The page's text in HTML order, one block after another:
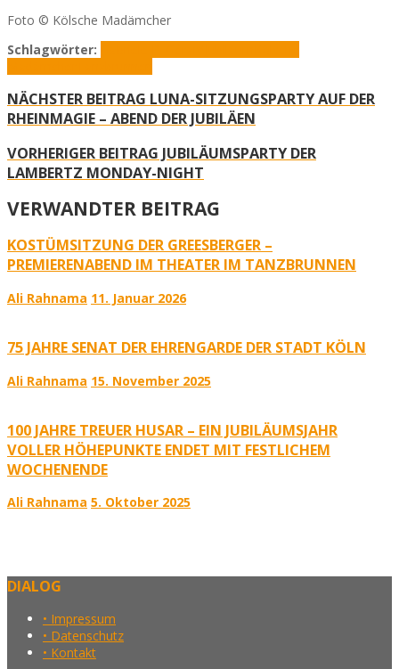
Foto © Kölsche Madämcher
Schlagwörter:
NÄCHSTER BEITRAG LUNA-SITZUNGSPARTY AUF DER
RHEINMAGIE – ABEND DER JUBILÄEN
VORHERIGER BEITRAG JUBILÄUMSPARTY DER
LAMBERTZ MONDAY-NIGHT
VERWANDTER BEITRAG
KOSTÜMSITZUNG DER GREESBERGER –
PREMIERENABEND IM THEATER IM TANZBRUNNEN
Ali Rahnama 11. Januar 2026
75 JAHRE SENAT DER EHRENGARDE DER STADT KÖLN
Ali Rahnama 15. November 2025
100 JAHRE TREUER HUSAR – EIN JUBILÄUMSJAHR
VOLLER HÖHEPUNKTE ENDET MIT FESTLICHEM
WOCHENENDE
Ali Rahnama 5. Oktober 2025
DIALOG
• Impressum
• Datenschutz
• Kontakt